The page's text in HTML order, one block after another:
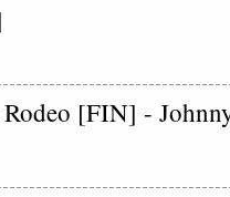
[FIN] -